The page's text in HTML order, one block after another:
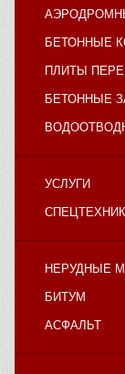
БЕТОННЫЕ
ПЛИТЫ
БЕТОННЫЕ
УСЛУГИ
НЕРУДНЫЕ
БИТУМ
АСФАЛЬТ